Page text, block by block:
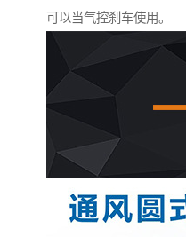
可以当气控刹车使用。